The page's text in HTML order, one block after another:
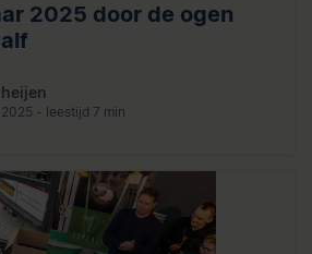
2025 door de ogen
- leestijd 7 min